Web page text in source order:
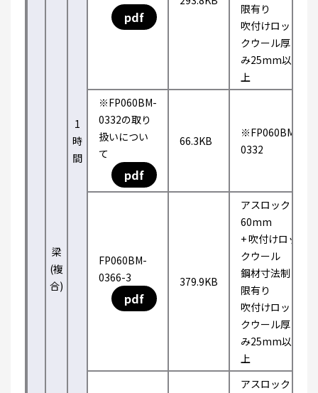
梁
(複
合)
1
時
間
pdf
限有り
吹付けロッ
クウール厚
み25mm以
上
※FP060BM-
0332の取り
扱いについ
て
pdf
66.3KB
※FP060BM-
0332
FP060BM-
0366-3
pdf
379.9KB
アスロック
60mm
+ 吹付けロッ
クウール
鋼材寸法制
限有り
吹付けロッ
クウール厚
み25mm以
上
アスロック